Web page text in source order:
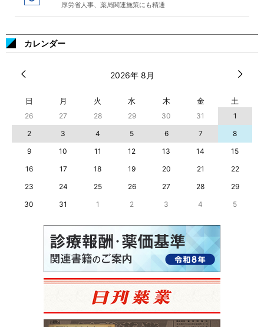
厚労省人事、薬局関連施策にも精通
カレンダー
2026年 8月
日 月 火 水 木 金 土
26 27 28 29 30 31
1
2
3 4 5 6 7
8
9
10 11 12 13 14
15
16
17 18 19 20 21
22
23
24 25 26 27 28
29
30
31 1 2 3 4 5